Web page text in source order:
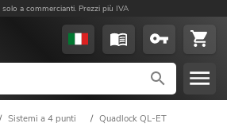
a commercianti. Prezzi più IVA
/ Sistemi a 4 punti / Quadlock QL-ET